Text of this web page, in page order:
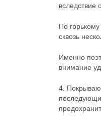
вследствие
По
сквозь
Именно
внимание
4. Покрываю